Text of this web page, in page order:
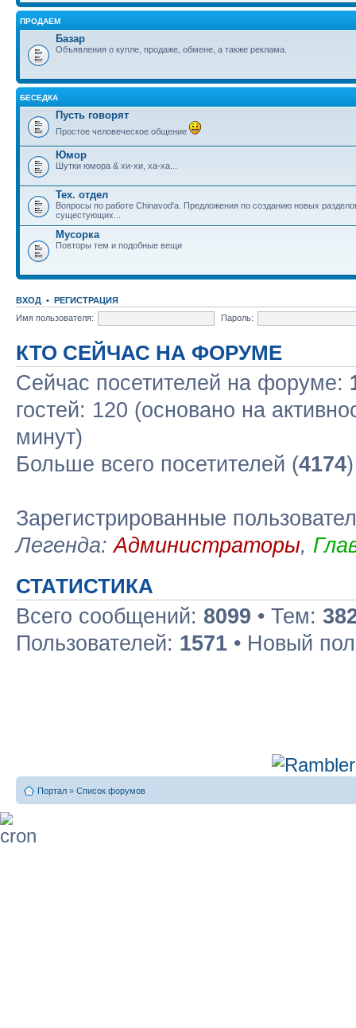
ПРОДАЕМ
Базар
Объявления о купле, продаже, обмене, а также реклама.
БЕСЕДКА
Пусть говорят
Простое человеческое общение
Юмор
Шутки юмора & хи-хи, ха-ха...
Тех. отдел
Вопросы по работе Chinavod'а. Предложения по созданию новых
сущестующих...
Мусорка
Повторы тем и подобные вещи
ВХОД • РЕГИСТРАЦИЯ
Имя пользователя:
Пароль:
КТО СЕЙЧАС НА ФОРУМЕ
Сейчас посетителей на форуме:
гостей: 120 (основано на
минут)
Больше всего посетителей (4174
Зарегистрированные
Легенда:Администраторы,
СТАТИСТИКА
Всего сообщений: 8099 • Тем:
Пользователей: 1571 • Новый
Портал » Список форумов